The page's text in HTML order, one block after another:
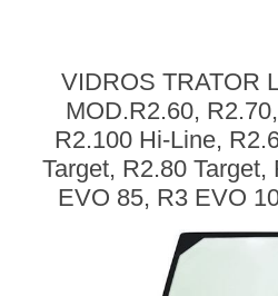
VIDROS TRATOR
MOD.R2.60,
R2.100 Hi-Line,
Target, R2.80 Target,
EVO 85, R3 EVO